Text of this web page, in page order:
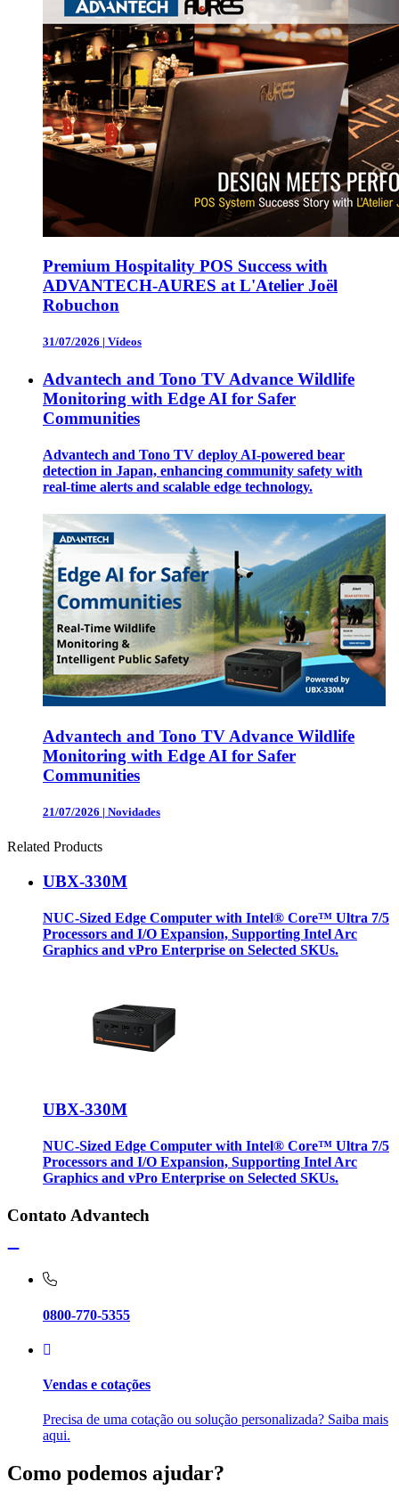
Premium Hospitality POS Success with
ADVANTECH-AURES at L'Atelier Joël
Robuchon
31/07/2026 | Vídeos
Advantech and Tono TV Advance Wildlife
Monitoring with Edge AI for Safer
Communities
Advantech and Tono TV deploy AI-powered bear
detection in Japan, enhancing community safety with
real-time alerts and scalable edge technology.
Advantech and Tono TV Advance Wildlife
Monitoring with Edge AI for Safer
Communities
21/07/2026 | Novidades
Related Products
UBX-330M
NUC-Sized Edge Computer with Intel® Core™ Ultra 7/5
Processors and I/O Expansion, Supporting Intel Arc
Graphics and vPro Enterprise on Selected SKUs.
UBX-330M
NUC-Sized Edge Computer with Intel® Core™ Ultra 7/5
Processors and I/O Expansion, Supporting Intel Arc
Graphics and vPro Enterprise on Selected SKUs.
Contato Advantech
0800-770-5355
Vendas e cotações
Precisa de uma cotação ou solução personalizada? Saiba mais
aqui.
Como podemos ajudar?